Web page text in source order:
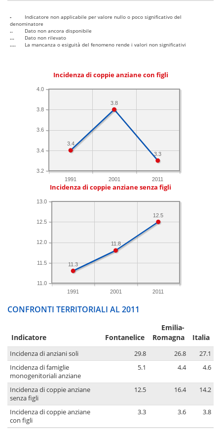
-
Indicatore non applicabile per valore nullo o poco significativo del
denominatore
..
Dato non ancora disponibile
...
Dato non rilevato
....
La mancanza o esiguità del fenomeno rende i valori non significativi
Incidenza di coppie anziane con figli
1991 2001 2011
3.2
3.4
3.6
3.8
4.0
3.3
3.8
3.4
Incidenza di coppie anziane senza figli
1991 2001 2011
11.0
11.5
12.0
12.5
13.0
12.5
11.8
11.3
CONFRONTI TERRITORIALI AL 2011
Indicatore Fontanelice
Emilia-
Romagna
Italia
Incidenza di anziani soli 29.8 26.8
27.1
Incidenza di famiglie
monogenitoriali anziane
5.1 4.4 4.6
Incidenza di coppie anziane
senza figli
12.5 16.4 14.2
Incidenza di coppie anziane
con figli
3.3 3.6 3.8